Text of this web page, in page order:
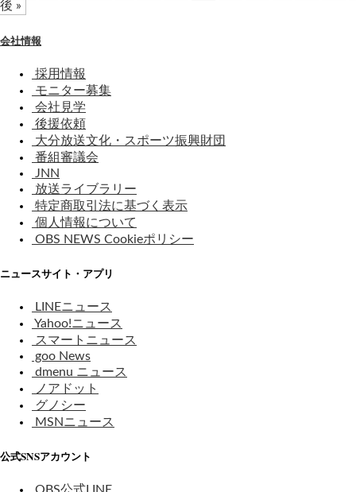
後 »
会社情報
採用情報
モニター募集
会社見学
後援依頼
大分放送文化・スポーツ振興財団
番組審議会
JNN
放送ライブラリー
特定商取引法に基づく表示
個人情報について
OBS NEWS Cookieポリシー
ニュースサイト・アプリ
LINEニュース
Yahoo!ニュース
スマートニュース
goo News
dmenu ニュース
ノアドット
グノシー
MSNニュース
公式SNSアカウント